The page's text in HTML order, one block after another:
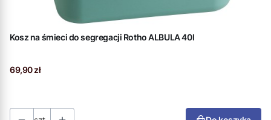
Kosz na śmieci do segregacji Rotho ALBULA 40l
Cena
69,90 zł